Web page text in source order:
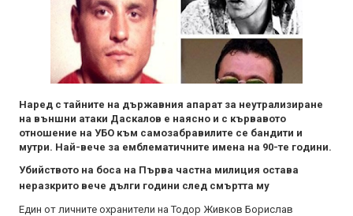
Наред с тайните на държавния апарат за неутрализиране
на външни атаки Даскалов е наясно и с кървавото
отношение на УБО към самозабравилите се бандити и
мутри. Най-вече за емблематичните имена на 90-те години.
Убийството на боса на Първа частна милиция остава
неразкрито вече дълги години след смъртта му
Един от личните охранители на Тодор Живков Борислав